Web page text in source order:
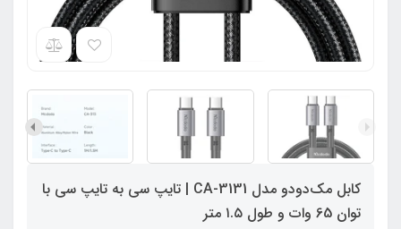
کابل مک‌دودو مدل CA-3131 | تایپ سی به تایپ سی با
توان 65 وات و طول ۱.۵ متر